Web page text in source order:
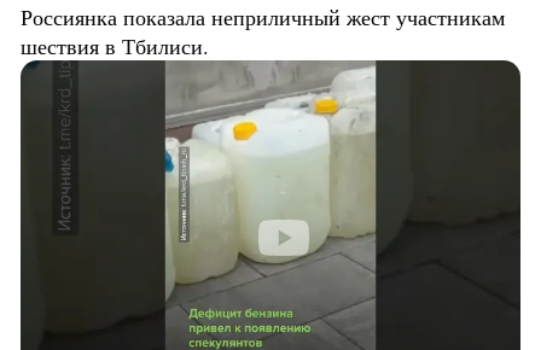
Россиянка показала неприличный жест участникам
шествия в Тбилиси.